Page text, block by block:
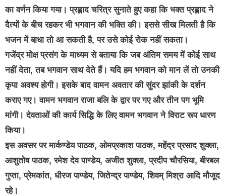
का वर्णन किया गया। प्रह्लाद चरित्र सुनाते हुए कहा कि भक्त प्रह्लाद ने
दैत्यों के बीच रहकर भी भगवान की भक्ति की। इससे सीख मिलती है कि
भजन में बाधा तो आ सकती है, पर उसे कोई रोक नहीं सकता।
गजेंद्र मोक्ष प्रसंग के माध्यम से बताया कि जब अंतिम समय में कोई साथ
नहीं देता, तब भगवान साथ देते हैं। यदि हम भगवान को मान लें तो उनकी
कृपा अवश्य होगी। इसके बाद वामन अवतार की सुंदर झांकी के दर्शन
कराए गए। वामन भगवान राजा बलि के द्वार पर गए और तीन पग भूमि
मांगी। देवताओं की कार्य सिद्धि के लिए वामन भगवान ने विराट रूप धारण
किया।
इस अवसर पर मार्कण्डेय पाठक, ओमप्रकाश पाठक, महेंद्र प्रसाद शुक्ला,
आशुतोष पाठक, रमेश देव पाण्डेय, अजीत शुक्ला, प्रदीप चौरसिया, बीरबल
गुप्ता, प्रेमकांत, धीरज पाण्डेय, जितेन्द्र पाण्डेय, शिवम् मिश्रा आदि मौजूद
रहे।